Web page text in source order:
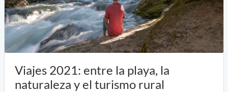
Viajes 2021: entre la playa, la
naturaleza y el turismo rural